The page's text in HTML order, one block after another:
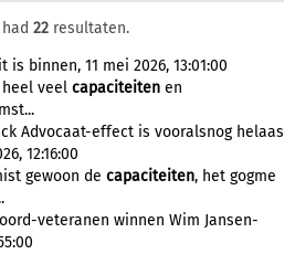
had 22 resultaten.
is binnen, 11 mei 2026, 13:01:00
veel capaciteiten en
Advocaat-effect is vooralsnog helaas
12:16:00
gewoon de capaciteiten, het gogme
veteranen winnen Wim Jansen-